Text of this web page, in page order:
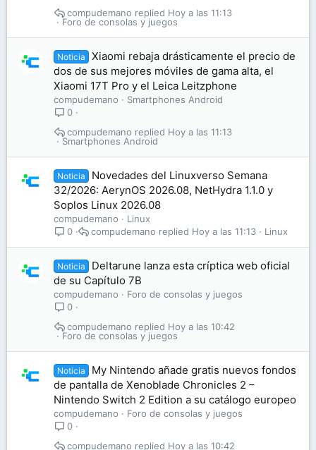
Foro de consolas y juegos
Hoy a las 11:13
compudemano
Noticia
Xiaomi rebaja drásticamente el precio de
dos de sus mejores móviles de gama alta, el
Xiaomi 17T Pro y el Leica Leitzphone
compudemano
Smartphones Android
0
Smartphones Android
Hoy a las 11:13
compudemano
Noticia
Novedades del Linuxverso Semana
32/2026: AerynOS 2026.08, NetHydra 1.1.0 y
Soplos Linux 2026.08
compudemano
Linux
0
Linux
Hoy a las 11:13
compudemano
Noticia
Deltarune lanza esta críptica web oficial
de su Capítulo 7B
compudemano
Foro de consolas y juegos
0
Foro de consolas y juegos
Hoy a las 10:42
compudemano
Noticia
My Nintendo añade gratis nuevos fondos
de pantalla de Xenoblade Chronicles 2 –
Nintendo Switch 2 Edition a su catálogo europeo
compudemano
Foro de consolas y juegos
0
Hoy a las 10:42
compudemano